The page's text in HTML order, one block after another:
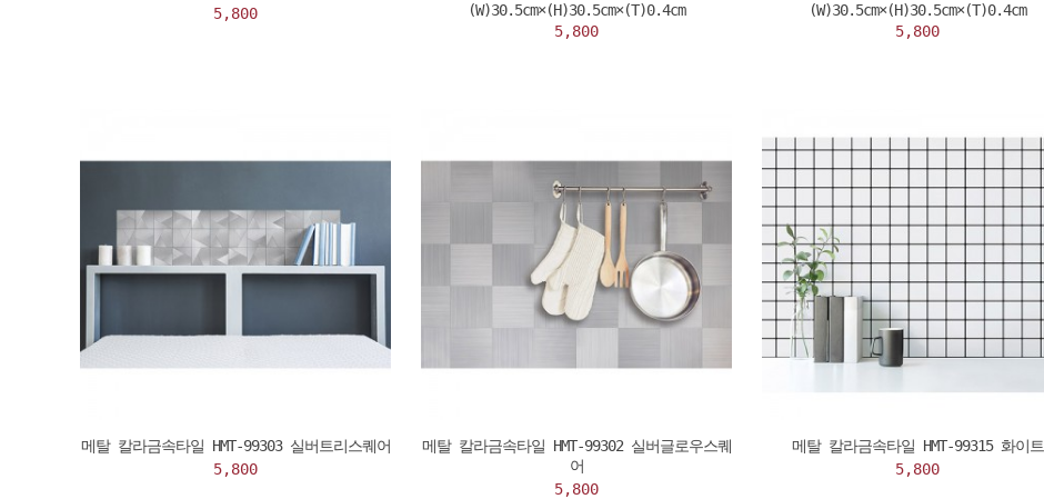
5,800
(W)30.5cm×(H)30.5cm×(T)0.4cm
5,800
(W)30.5cm×(H)30.5cm×(T)0.4cm
5,800
메탈 칼라금속타일 HMT-99303 실버트리스퀘어
5,800
메탈 칼라금속타일 HMT-99302 실버글로우스퀘
어
5,800
메탈 칼라금속타일 HMT-99315 화이트
5,800